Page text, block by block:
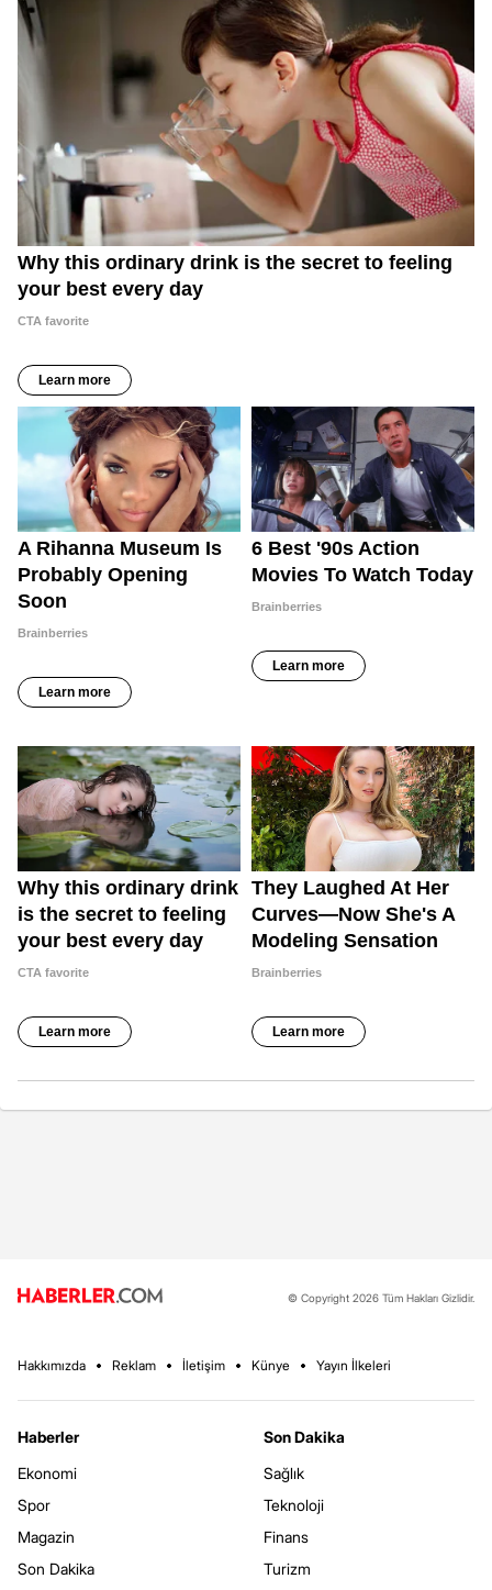
© Copyright 2026 Tüm Hakları Gizlidir.
Hakkımızda Reklam İletişim Künye Yayın İlkeleri
Haberler
Ekonomi
Spor
Magazin
Son Dakika
Son Dakika
Sağlık
Teknoloji
Finans
Turizm